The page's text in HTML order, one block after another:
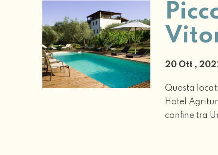
20 Ott ,
Questa
Hotel
confine tra